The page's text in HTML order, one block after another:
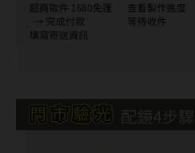
藥水保養液
清潔專用